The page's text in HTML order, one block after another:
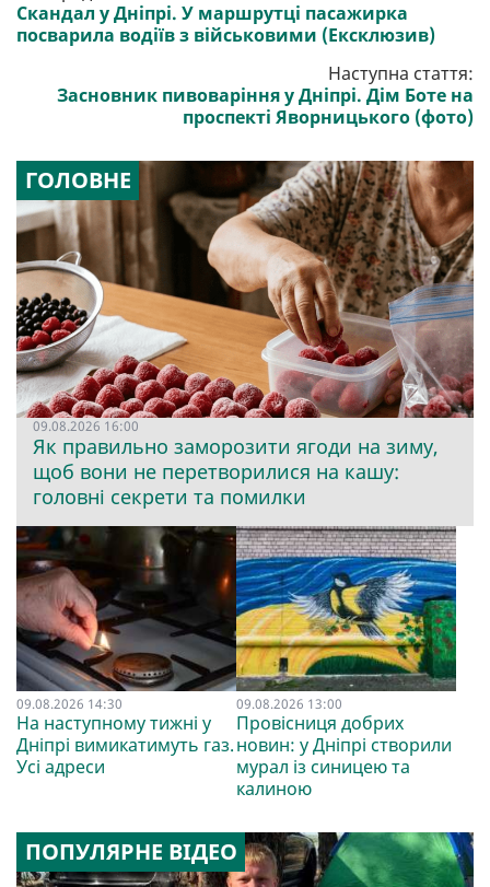
Скандал у Дніпрі. У маршрутці пасажирка
посварила водіїв з військовими (Ексклюзив)
Наступна стаття:
Засновник пивоваріння у Дніпрі. Дім Боте на
проспекті Яворницького (фото)
ГОЛОВНЕ
09.08.2026 16:00
Як правильно заморозити ягоди на зиму,
щоб вони не перетворилися на кашу:
головні секрети та помилки
09.08.2026 14:30
На наступному тижні у
Дніпрі вимикатимуть газ.
Усі адреси
09.08.2026 13:00
Провісниця добрих
новин: у Дніпрі створили
мурал із синицею та
калиною
ПОПУЛЯРНЕ ВІДЕО